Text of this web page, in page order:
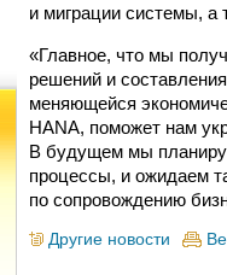
и миграции системы,
«Главное, что мы
решений и
меняющейся
HANA, поможет нам
В будущем мы
процессы, и ожидаем
по сопровождению
Другие новости